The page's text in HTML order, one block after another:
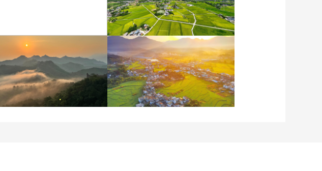
泗洪：洪泽湖湿地白
戏
重庆梁平：优质水稻丰收
在望